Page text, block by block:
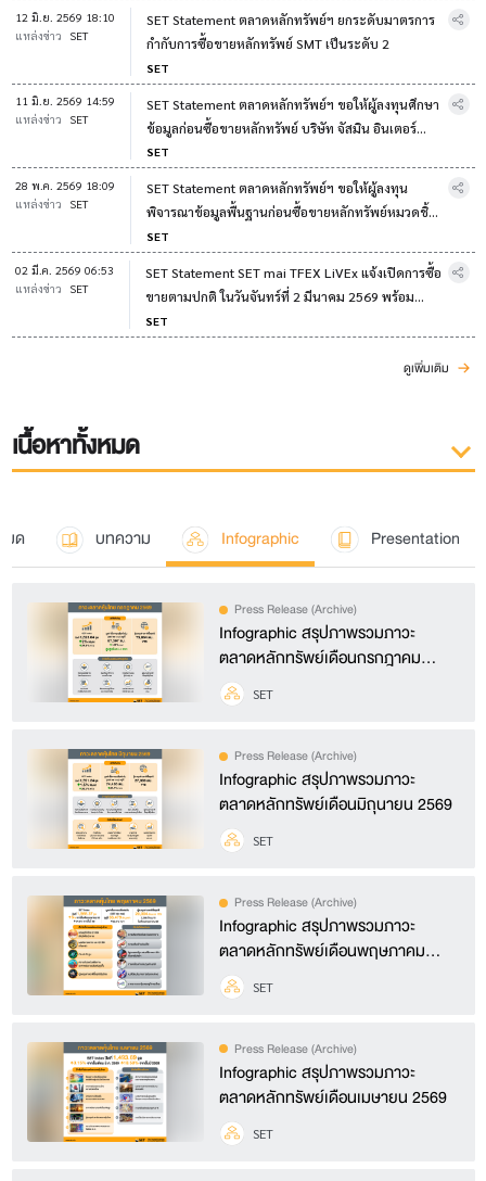
12 มิ.ย. 2569 18:10
แหล่งข่าว
SET
SET Statement ตลาดหลักทรัพย์ฯ ยกระดับมาตรการ
กำกับการซื้อขายหลักทรัพย์ SMT เป็นระดับ 2
SET
11 มิ.ย. 2569 14:59
แหล่งข่าว
SET
SET Statement ตลาดหลักทรัพย์ฯ ขอให้ผู้ลงทุนศึกษา
ข้อมูลก่อนซื้อขายหลักทรัพย์ บริษัท จัสมิน อินเตอร์
เนชั่นแนล จำกัด (มหาชน)
SET
28 พ.ค. 2569 18:09
แหล่งข่าว
SET
SET Statement ตลาดหลักทรัพย์ฯ ขอให้ผู้ลงทุน
พิจารณาข้อมูลพื้นฐานก่อนซื้อขายหลักทรัพย์หมวดชิ้น
SET
02 มี.ค. 2569 06:53
แหล่งข่าว
SET
SET Statement SET mai TFEX LiVEx แจ้งเปิดการซื้อ
ขายตามปกติ ในวันจันทร์ที่ 2 มีนาคม 2569 พร้อม
ติดตามสถานการณ์ใกล้ชิด
SET
ดูเพิ่มเติม
เนื้อหาทั้งหมด
มด บทความ Infographic Presentation
Press Release (Archive)
Infographic สรุปภาพรวมภาวะ
ตลาดหลักทรัพย์เดือนกรกฎาคม
2569SET
Press Release (Archive)
Infographic สรุปภาพรวมภาวะ
ตลาดหลักทรัพย์เดือนมิถุนายน 2569
SET
Press Release (Archive)
Infographic สรุปภาพรวมภาวะ
ตลาดหลักทรัพย์เดือนพฤษภาคม
2569SET
Press Release (Archive)
Infographic สรุปภาพรวมภาวะ
ตลาดหลักทรัพย์เดือนเมษายน 2569
SET